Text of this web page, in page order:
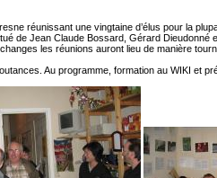
réunissant une vingtaine d’élus pour la
de Jean Claude Bossard, Gérard
les réunions auront lieu de manière
Au programme, formation au WIKI et